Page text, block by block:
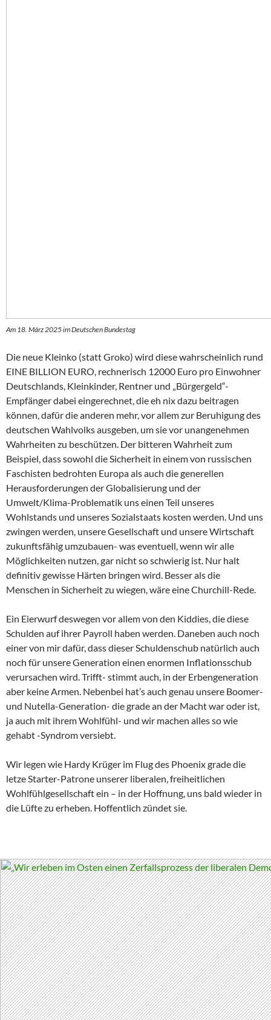
Am 18. März 2025 im Deutschen Bundestag
Die neue Kleinko (statt Groko) wird diese wahrscheinlich rund
EINE BILLION EURO, rechnerisch 12000 Euro pro Einwohner
Deutschlands, Kleinkinder, Rentner und „Bürgergeld“-
Empfänger dabei eingerechnet, die eh nix dazu beitragen
können, dafür die anderen mehr, vor allem zur Beruhigung des
deutschen Wahlvolks ausgeben, um sie vor unangenehmen
Wahrheiten zu beschützen. Der bitteren Wahrheit zum
Beispiel, dass sowohl die Sicherheit in einem von russischen
Faschisten bedrohten Europa als auch die generellen
Herausforderungen der Globalisierung und der
Umwelt/Klima-Problematik uns einen Teil unseres
Wohlstands und unseres Sozialstaats kosten werden. Und uns
zwingen werden, unsere Gesellschaft und unsere Wirtschaft
zukunftsfähig umzubauen- was eventuell, wenn wir alle
Möglichkeiten nutzen, gar nicht so schwierig ist. Nur halt
definitiv gewisse Härten bringen wird. Besser als die
Menschen in Sicherheit zu wiegen, wäre eine Churchill-Rede.
Ein Eierwurf deswegen vor allem von den Kiddies, die diese
Schulden auf ihrer Payroll haben werden. Daneben auch noch
einer von mir dafür, dass dieser Schuldenschub natürlich auch
noch für unsere Generation einen enormen Inflationsschub
verursachen wird. Trifft- stimmt auch, in der Erbengeneration
aber keine Armen. Nebenbei hat’s auch genau unsere Boomer-
und Nutella-Generation- die grade an der Macht war oder ist,
ja auch mit ihrem Wohlfühl- und wir machen alles so wie
gehabt -Syndrom versiebt.
Wir legen wie Hardy Krüger im Flug des Phoenix grade die
letze Starter-Patrone unserer liberalen, freiheitlichen
Wohlfühlgesellschaft ein – in der Hoffnung, uns bald wieder in
die Lüfte zu erheben. Hoffentlich zündet sie.